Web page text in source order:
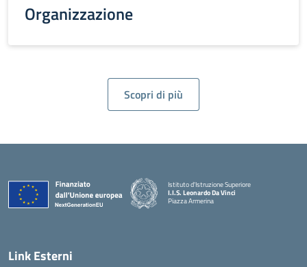
Organizzazione
Scopri di più
Istituto d'Istruzione Superiore
I.I.S. Leonardo Da Vinci
Piazza Armerina
Link Esterni